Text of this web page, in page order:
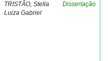
TRISTÃO, Stella
Luiza Gabriel
Dissertação